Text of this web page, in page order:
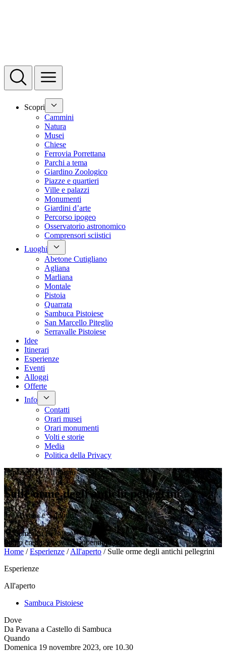
Scopri
Cammini
Natura
Musei
Chiese
Ferrovia Porrettana
Parchi a tema
Giardino Zoologico
Piazze e quartieri
Ville e palazzi
Monumenti
Giardini d’arte
Percorso ipogeo
Osservatorio astronomico
Comprensori sciistici
Luoghi
Abetone Cutigliano
Agliana
Marliana
Montale
Pistoia
Quarrata
Sambuca Pistoiese
San Marcello Piteglio
Serravalle Pistoiese
Idee
Itinerari
Esperienze
Eventi
Alloggi
Offerte
Info
Contatti
Orari musei
Orari monumenti
Volti e storie
Media
Politica della Privacy
Esperienze /All'aperto
Sulle orme degli antichi pellegrini
Tra Pavana e Sambuca
Sambuca Pistoiese
Photo credit: www.viviappennino.com
Home /Esperienze /All'aperto / Sulle orme degli antichi pellegrini
Esperienze
All'aperto
Sambuca Pistoiese
Dove
Da Pavana a Castello di Sambuca
Quando
Domenica 19 novembre 2023, ore 10.30